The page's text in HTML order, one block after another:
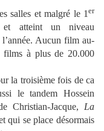
salles et malgré le 1 er
atteint un niveau
Aucun film au-
films à plus de 20.000
la troisième fois de ca
le tandem Hossein
Christian-Jacque, La
qui se place désormais